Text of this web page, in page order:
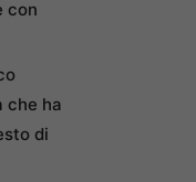
con
che ha
di